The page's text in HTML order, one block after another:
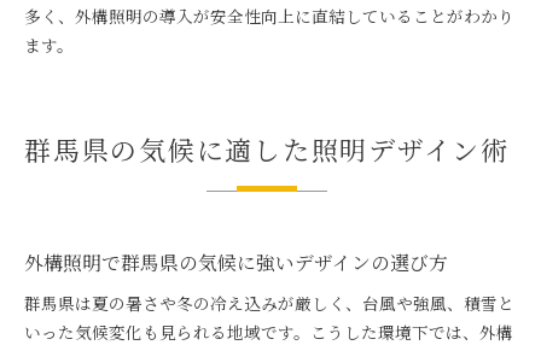
多く、外構照明の導入が安全性向上に直結していることがわかり
ます。
群馬県の気候に適した照明デザイン術
外構照明で群馬県の気候に強いデザインの選び方
群馬県は夏の暑さや冬の冷え込みが厳しく、台風や強風、積雪と
いった気候変化も見られる地域です。こうした環境下では、外構